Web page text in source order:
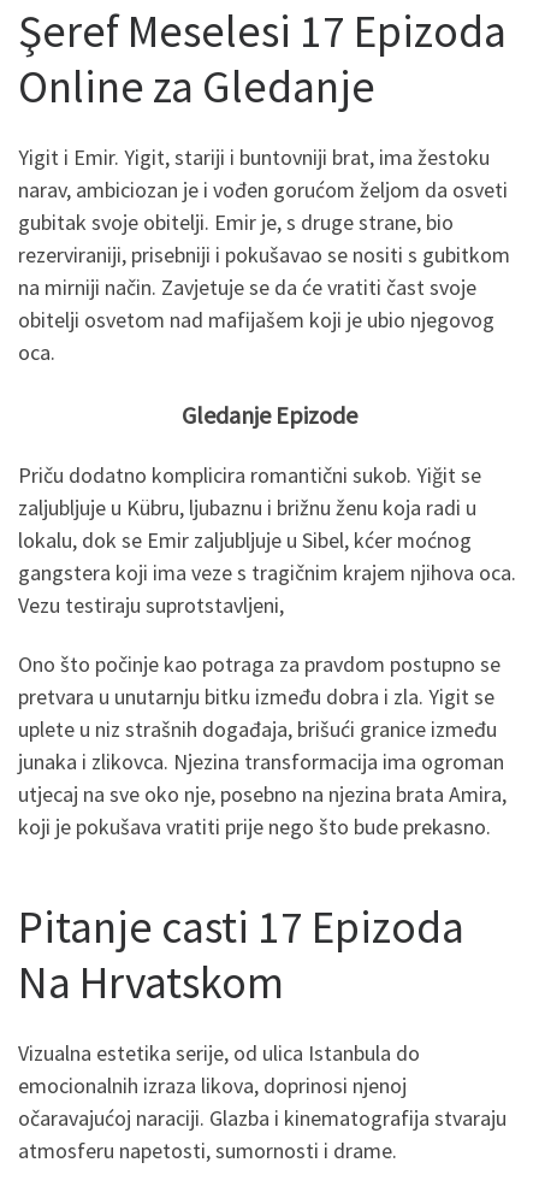
Şeref Meselesi 17 Epizoda
Online za Gledanje
Yigit i Emir. Yigit, stariji i buntovniji brat, ima žestoku
narav, ambiciozan je i vođen gorućom željom da osveti
gubitak svoje obitelji. Emir je, s druge strane, bio
rezerviraniji, prisebniji i pokušavao se nositi s gubitkom
na mirniji način. Zavjetuje se da će vratiti čast svoje
obitelji osvetom nad mafijašem koji je ubio njegovog
oca.
Gledanje Epizode
Priču dodatno komplicira romantični sukob. Yiğit se
zaljubljuje u Kübru, ljubaznu i brižnu ženu koja radi u
lokalu, dok se Emir zaljubljuje u Sibel, kćer moćnog
gangstera koji ima veze s tragičnim krajem njihova oca.
Vezu testiraju suprotstavljeni,
Ono što počinje kao potraga za pravdom postupno se
pretvara u unutarnju bitku između dobra i zla. Yigit se
uplete u niz strašnih događaja, brišući granice između
junaka i zlikovca. Njezina transformacija ima ogroman
utjecaj na sve oko nje, posebno na njezina brata Amira,
koji je pokušava vratiti prije nego što bude prekasno.
Pitanje casti 17 Epizoda
Na Hrvatskom
Vizualna estetika serije, od ulica Istanbula do
emocionalnih izraza likova, doprinosi njenoj
očaravajućoj naraciji. Glazba i kinematografija stvaraju
atmosferu napetosti, sumornosti i drame.